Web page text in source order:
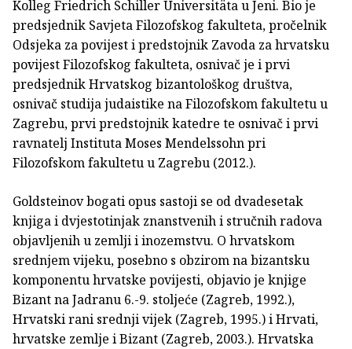
Kolleg Friedrich Schiller Universitäta u Jeni. Bio je
predsjednik Savjeta Filozofskog fakulteta, pročelnik
Odsjeka za povijest i predstojnik Zavoda za hrvatsku
povijest Filozofskog fakulteta, osnivač je i prvi
predsjednik Hrvatskog bizantološkog društva,
osnivač studija judaistike na Filozofskom fakultetu u
Zagrebu, prvi predstojnik katedre te osnivač i prvi
ravnatelj Instituta Moses Mendelssohn pri
Filozofskom fakultetu u Zagrebu (2012.).
Goldsteinov bogati opus sastoji se od dvadesetak
knjiga i dvjestotinjak znanstvenih i stručnih radova
objavljenih u zemlji i inozemstvu. O hrvatskom
srednjem vijeku, posebno s obzirom na bizantsku
komponentu hrvatske povijesti, objavio je knjige
Bizant na Jadranu 6.-9. stoljeće (Zagreb, 1992.),
Hrvatski rani srednji vijek (Zagreb, 1995.) i Hrvati,
hrvatske zemlje i Bizant (Zagreb, 2003.). Hrvatska